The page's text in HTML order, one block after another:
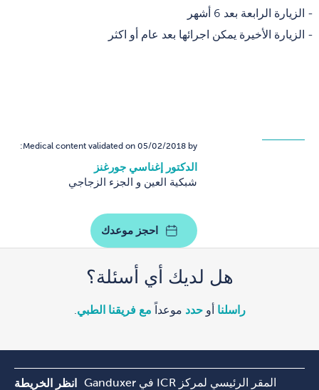
الزيارة الرابعة بعد 6 أشهر
الزيارة الأخيرة يمكن اجرائها بعد عام أو اكثر
Medical content validated on 05/02/2018 by:
الدكتور إغناسي جورغنز
شبكية العين و الجزء الزجاجي
احجز موعدك
هل لديك أي أسئلة؟
راسلنا أوحدد موعداً مع فريقنا الطبي
المقر الرئيسي لمركز ICR في Ganduxer انظر الخريطة